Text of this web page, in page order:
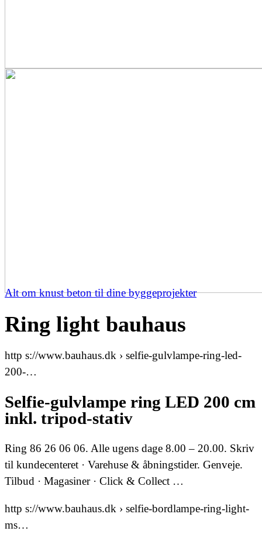
Alt om knust beton til dine byggeprojekter
Ring light bauhaus
http s://www.bauhaus.dk › selfie-gulvlampe-ring-led-
200-…
Selfie-gulvlampe ring LED 200 cm
inkl. tripod-stativ
Ring 86 26 06 06. Alle ugens dage 8.00 – 20.00. Skriv
til kundecenteret · Varehuse & åbningstider. Genveje.
Tilbud · Magasiner · Click & Collect …
http s://www.bauhaus.dk › selfie-bordlampe-ring-light-
ms…